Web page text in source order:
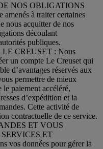
NOS OBLIGATIONS
à traiter certaines
nous acquitter de nos
découlant
publiques.
CREUSET : Nous
un compte Le Creuset qui
d’avantages réservés aux
permettre de mieux
paiement accéléré,
d’expédition et la
Cette activité de
contractuelle de ce service.
ET VOUS
ET
vos données pour gérer la